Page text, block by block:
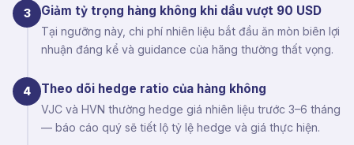
3 Giảm tỷ trọng hàng không khi dầu vượt 90 USD
Tại ngưỡng này, chi phí nhiên liệu bắt đầu ăn mòn biên lợi
nhuận đáng kể và guidance của hãng thường thất vọng.
4 Theo dõi hedge ratio của hàng không
VJC và HVN thường hedge giá nhiên liệu trước 3–6 tháng
— báo cáo quý sẽ tiết lộ tỷ lệ hedge và giá thực hiện.